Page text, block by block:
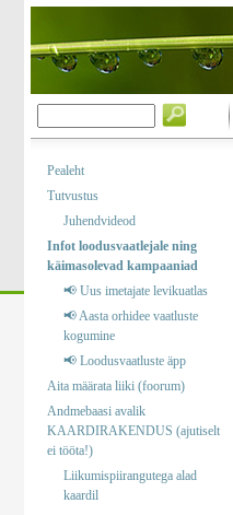
Pealeht
Tutvustus
Juhendvideod
Infot loodusvaatlejale ning
käimasolevad kampaaniad
📢 Uus imetajate levikuatlas
📢 Aasta orhidee vaatluste
kogumine
📢 Loodusvaatluste äpp
Aita määrata liiki (foorum)
Andmebaasi avalik
KAARDIRAKENDUS (ajutiselt
ei tööta!)
Liikumispiirangutega alad
kaardil